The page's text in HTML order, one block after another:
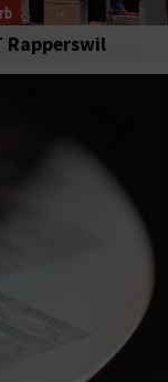
Rapperswil